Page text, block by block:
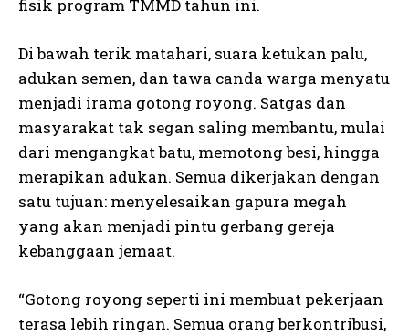
fisik program TMMD tahun ini.
Di bawah terik matahari, suara ketukan palu,
adukan semen, dan tawa canda warga menyatu
menjadi irama gotong royong. Satgas dan
masyarakat tak segan saling membantu, mulai
dari mengangkat batu, memotong besi, hingga
merapikan adukan. Semua dikerjakan dengan
satu tujuan: menyelesaikan gapura megah
yang akan menjadi pintu gerbang gereja
kebanggaan jemaat.
“Gotong royong seperti ini membuat pekerjaan
terasa lebih ringan. Semua orang berkontribusi,